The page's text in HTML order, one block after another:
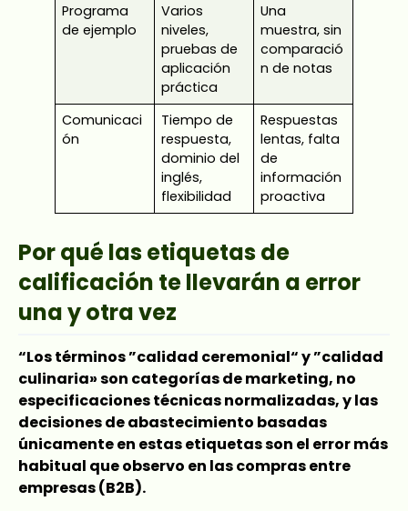
Programa
de ejemplo
Varios
niveles,
pruebas de
aplicación
práctica
Una
muestra, sin
comparació
n de notas
Comunicaci
ón
Tiempo de
respuesta,
dominio del
inglés,
flexibilidad
Respuestas
lentas, falta
de
información
proactiva
Por qué las etiquetas de
calificación te llevarán a error
una y otra vez
“Los términos ”calidad ceremonial“ y ”calidad
culinaria» son categorías de marketing, no
especificaciones técnicas normalizadas, y las
decisiones de abastecimiento basadas
únicamente en estas etiquetas son el error más
habitual que observo en las compras entre
empresas (B2B).